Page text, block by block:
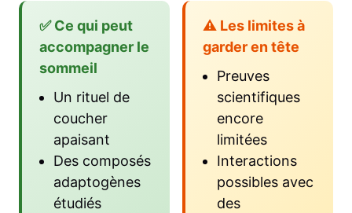
✅ Ce qui peut
accompagner le
sommeil
Un rituel de
coucher
apaisant
Des composés
adaptogènes
étudiés
⚠️ Les limites à
garder en tête
Preuves
scientifiques
encore
limitées
Interactions
possibles avec
des